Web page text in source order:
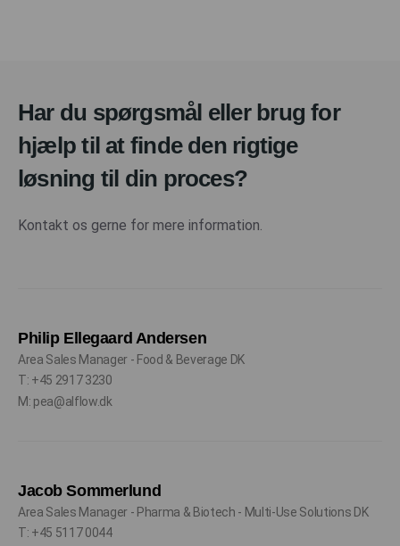
Har du spørgsmål eller brug for
hjælp til at finde den rigtige
løsning til din proces?
Kontakt os gerne for mere information.
Philip Ellegaard Andersen
Area Sales Manager - Food & Beverage DK
T: +45 2917 3230
M: pea@alflow.dk
Jacob Sommerlund
Area Sales Manager - Pharma & Biotech - Multi-Use Solutions DK
T: +45 5117 0044